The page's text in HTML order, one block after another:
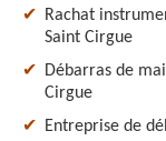
Rachat
Saint Cirgue
Débarras de
Cirgue
Entreprise de